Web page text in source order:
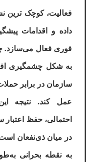
فعالیت، کوچک ‌ترین
داده و اقدامات
فوری فعال می‌سازد.
به شکل چشمگیری
سازمان در برابر
عمل کند. نتیجه
احتمالی، حفظ اعتبار
در میان ذی‌نفعان
به نقطه بحرانی